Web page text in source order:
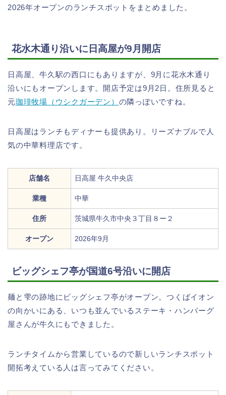
2026年オープンのランチスポットをまとめました。
花水木通り沿いに日高屋が9月開店
日高屋、牛久駅の西口にもありますが、9月に花水木通り
沿いにもオープンします。開店予定は9月2日。住所見ると
元珈琲牧場（ウシクガーデン） の隣っぽいですね。
日高屋はランチもディナーも提供あり。リーズナブルで人
気の中華料理店です。
店舗名 日高屋 牛久中央店
業種 中華
住所 茨城県牛久市中央３丁目８ー２
オープン 2026年9月
ビッグシェフ亭が国道6号沿いに開店
麺と雫の跡地にビッグシェフ亭がオープン。つくばイオン
の向かいにある、いつも並んでいるステーキ・ハンバーグ
屋さんが牛久にもできました。
ランチタイムから営業しているので新しいランチスポット
開拓考えている人は言ってみてください。